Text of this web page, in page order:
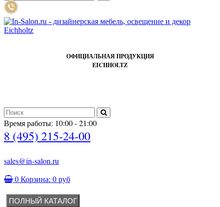
ОФИЦИАЛЬНАЯ ПРОДУКЦИЯ
EICHHOLTZ
Время работы: 10:00 - 21:00
8 (495) 215-24-00
sales@in-salon.ru
0 Корзина: 0 руб
ПОЛНЫЙ КАТАЛОГ